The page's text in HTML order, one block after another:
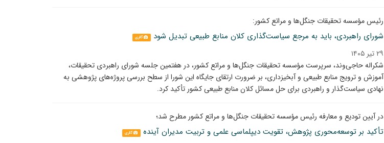
رئیس مؤسسه تحقیقات جنگل‌ها و مراتع کشور:
شورای راهبردی، باید به مرجع سیاست‌گذاری کلان منابع طبیعی تبدیل شود گالری
۲۹ تیر ۱۴۰۵
شکراله حاجی‌وند، سرپرست مؤسسه تحقیقات جنگل‌ها و مراتع کشور، در هفتمین جلسه شورای راهبردی تحقیقات،
آموزش و ترویج منابع طبیعی و آبخیزداری، بر ضرورت ارتقای جایگاه این شورا از سطح بررسی پروژه‌های پژوهشی به
نهادی سیاست‌گذار و راهبردی برای حل مسائل کلان منابع طبیعی کشور تأکید کرد.
در آیین تودیع و معارفه رئیس مؤسسه تحقیقات جنگل‌ها و مراتع کشور مطرح شد؛
تأکید بر توسعه‌محوری پژوهش، تقویت دیپلماسی علمی و تربیت مدیران آینده گالری